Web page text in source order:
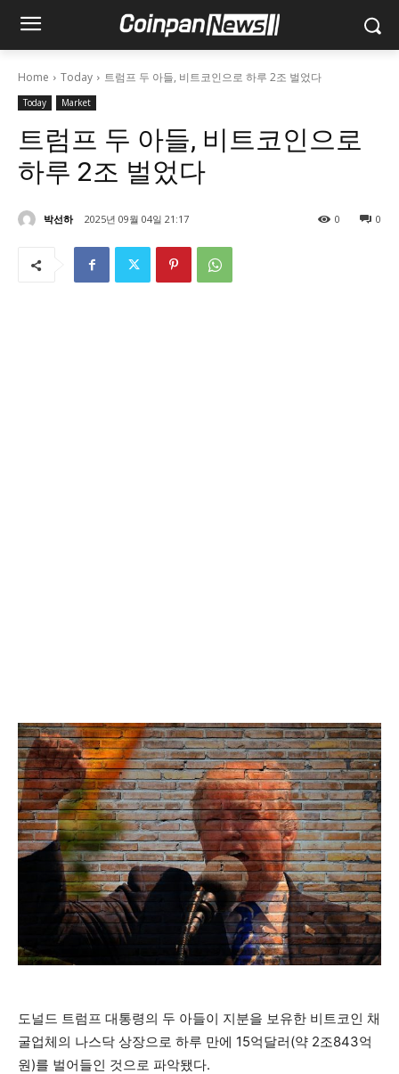
Home Today 트럼프 두 아들, 비트코인으로 하루 2조 벌었다
Today Market
트럼프 두 아들, 비트코인으로
하루 2조 벌었다
박선하 2025년 09월 04일 21:17 0
0
도널드 트럼프 대통령의 두 아들이 지분을 보유한 비트코인 채
굴업체의 나스닥 상장으로 하루 만에 15억달러(약 2조843억
원)를 벌어들인 것으로 파악됐다.